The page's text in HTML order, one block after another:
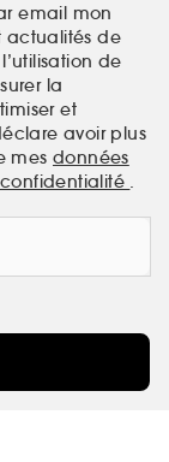
email mon
actualités de
de
la
et
avoir plus
mes données
.